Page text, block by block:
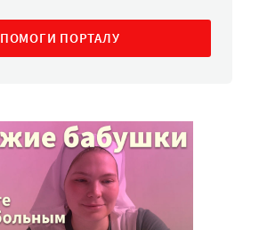
ПОМОГИ ПОРТАЛУ